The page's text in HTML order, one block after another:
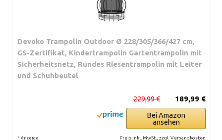
Devoko Trampolin Outdoor Ø 228/305/366/427 cm,
GS-Zertifikat, Kindertrampolin Gartentrampolin mit
Sicherheitsnetz, Rundes Riesentrampolin mit Leiter
und Schuhbeutel
189,99 €
229,99 €
Bei Amazon
ansehen
* Anzeige Preis inkl. MwSt., zzgl. Versandkosten